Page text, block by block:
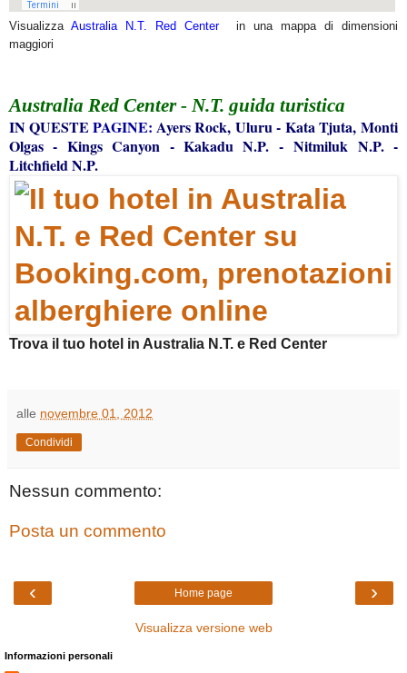
VisualizzaAustralia N.T. Red Center
in una mappa di dimensioni
maggiori
Australia Red Center - N.T. guida turistica
IN QUESTEPAGINE:Ayers Rock, Uluru- Kata Tjuta, Monti
Olgas - Kings Canyon -Kakadu N.P. -Nitmiluk N.P.-
Litchfield N.P.
Trova il tuo hotel in Australia N.T. e Red Center
alle novembre 01, 2012
Condividi
Nessun commento:
Posta un commento
‹ ›
Home page
Visualizza versione web
Informazioni personali